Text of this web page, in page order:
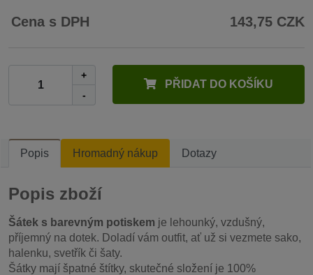
Cena s DPH 143,75 CZK
+
-
PŘIDAT DO KOŠÍKU
Popis Hromadný nákup Dotazy
Popis zboží
Šátek s barevným potiskem je lehounký, vzdušný,
příjemný na dotek. Doladí vám outfit, ať už si vezmete sako,
halenku, svetřík či šaty.
Šátky mají špatné štítky, skutečné složení je 100%